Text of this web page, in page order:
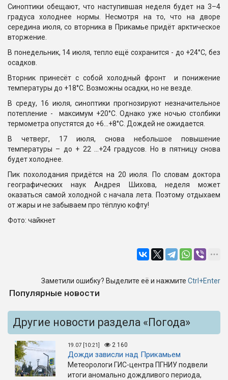
Синоптики обещают, что наступившая неделя будет на 3–4
градуса холоднее нормы. Несмотря на то, что на дворе
середина июля, со вторника в Прикамье придёт арктическое
вторжение.
В понедельник, 14 июля, тепло ещё сохранится - до +24°C, без
осадков.
Вторник принесёт с собой холодный фронт и понижение
температуры до +18°C. Возможны осадки, но не везде.
В среду, 16 июля, синоптики прогнозируют незначительное
потепление - максимум +20°C. Однако уже ночью столбики
термометра опустятся до +6…+8°C. Дождей не ожидается.
В четверг, 17 июля, снова небольшое повышение
температуры – до + 22 …+24 градусов. Но в пятницу снова
будет холоднее.
Пик похолодания придётся на 20 июля. По словам доктора
географических наук Андрея Шихова, неделя может
оказаться самой холодной с начала лета. Поэтому отдыхаем
от жары и не забываем про тёплую кофту!
Фото: чайкнет
Заметили ошибку? Выделите её и нажмите Ctrl+Enter
Популярные новости
Другие новости раздела «Погода»
19.07 [10:21] 2 160
Дожди зависли над Прикамьем
Метеорологи ГИС-центра ПГНИУ подвели
итоги аномально дождливого периода,